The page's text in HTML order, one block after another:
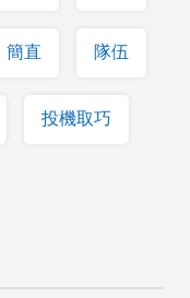
簡直 隊伍
投機取巧